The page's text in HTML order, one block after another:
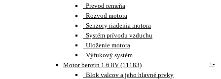
Prevod remeňa
Rozvod motora
Senzory riadenia motora
Systém prívodu vzduchu
Uloženie motora
Výfukový systém
Motor benzín 1.6 8V (11183)
+-
Blok valcov a jeho hlavné prvky